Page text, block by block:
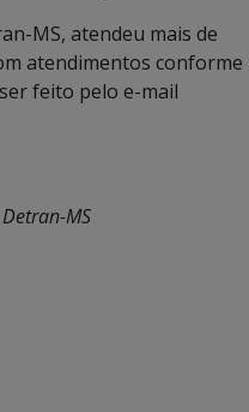
MS, atendeu mais de
atendimentos conforme
feito pelo e-mail
MS